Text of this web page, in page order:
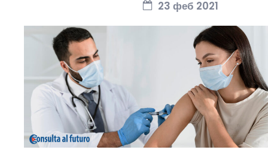
23 феб 2021